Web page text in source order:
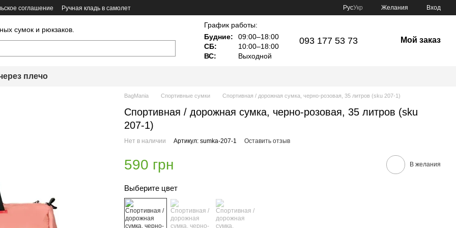
соглашение Ручная кладь в самолет РусУкр Желания Вход
сумок и рюкзаков.
График работы:
Будние:
09:00–18:00
СБ:
10:00–18:00
ВС:
Выходной
093 177 53 73 Мой заказ
плечо
BagMania Спортивные сумки Спортивная / дорожная сумка, черно-розовая, 35 литров (sku 207-1)
Спортивная / дорожная сумка, черно-розовая, 35 литров (sku
207-1)
Нет в наличии Артикул: sumka-207-1 Оставить отзыв
590 грн В желания
Выберите цвет